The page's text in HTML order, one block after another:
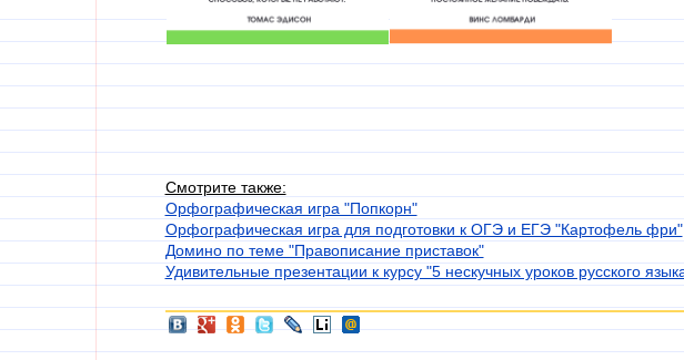
Смотрите также:
Орфографическая игра "Попкорн"
Орфографическая игра для подготовки к ОГЭ и ЕГЭ "Картофель фри"
Домино по теме "Правописание приставок"
Удивительные презентации к курсу "5 нескучных уроков русского